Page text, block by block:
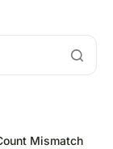
Mismatch